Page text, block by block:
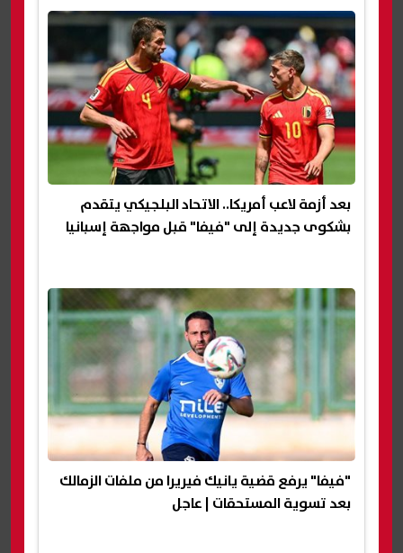
بعد أزمة لاعب أمريكا.. الاتحاد البلجيكي يتقدم
بشكوى جديدة إلى "فيفا" قبل مواجهة إسبانيا
"فيفا" يرفع قضية يانيك فيريرا من ملفات الزمالك
بعد تسوية المستحقات | عاجل